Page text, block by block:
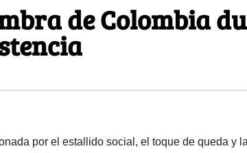
de Colombia
por el estallido social, el toque de queda y